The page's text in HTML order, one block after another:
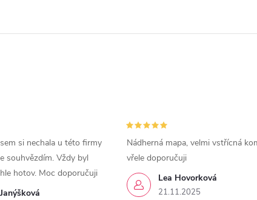
si nechala u této firmy
souhvězdím. Vždy byl
hotov. Moc doporučuji
Lea Hovorková
21.11.2025
Nádherná mapa, velmi vstřícná
vřele doporučuji